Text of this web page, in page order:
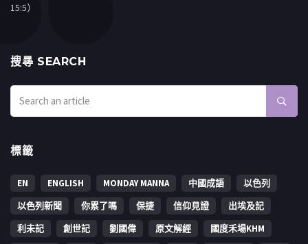
15:5）
搜㝷 SEARCH
標籤
EN ENGLISH MONDAY MANNA 中國成語
以色列
以色列新聞
你累了嗎 保捷 信仰見證
出埃及記
利未記
創世記 劉國偉 原文解經
國度禾場KHM